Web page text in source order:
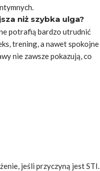
niż szybka ulga?
potrafią bardzo utrudnić
trening, a nawet spokojne
nie zawsze pokazują, co
jeśli przyczyną jest STI.